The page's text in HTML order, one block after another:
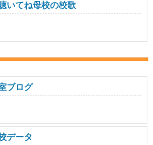
いてね母校の校歌
ブログ
データ